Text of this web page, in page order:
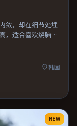
敛，却在细节处埋
，适合喜欢烧脑与
，口碑潜力不俗。
韩国
NEW